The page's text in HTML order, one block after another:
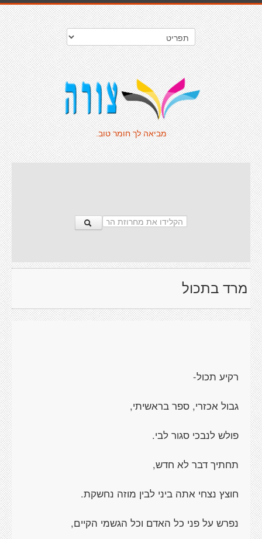
מביאה לך חומר טוב.
מרד בתכול
רקיע תכול-
גבול אכזרי, ספר בראשיתי,
פולש לנבכי סגור לבי.
תחתיך דבר לא חדש,
חוצץ נצחי אתה ביני לבין מוזה נחשקת.
נפרש על פני כל האדם וכל הגשמי הקיים,